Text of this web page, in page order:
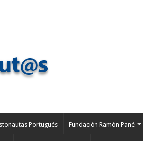
Portugués Fundación Ramón Pané